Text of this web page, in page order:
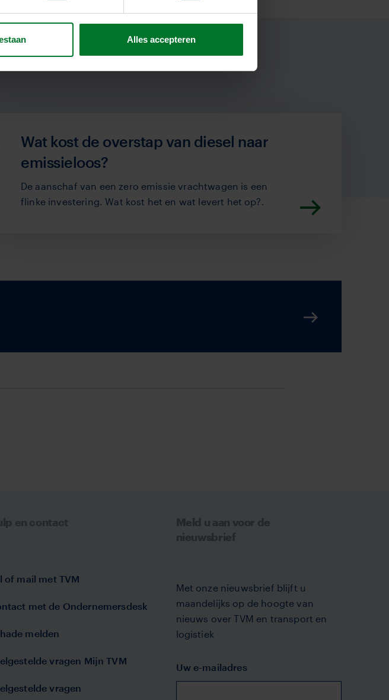
Alles accepteren
Wat kost de overstap van diesel naar
emissieloos?
De aanschaf van een zero emissie vrachtwagen is een
flinke investering. Wat kost het en wat levert het op?.
of mail met TVM
met de Ondernemersdesk
melden
vragen Mijn TVM
vragen
Meld u aan voor de
nieuwsbrief
Met onze nieuwsbrief blijft u
maandelijks op de hoogte van
nieuws over TVM en transport en
logistiek
Uw e-mailadres